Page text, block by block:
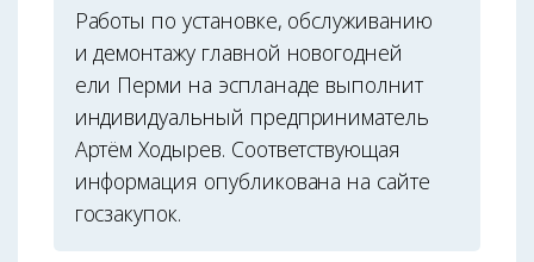
Работы по установке, обслуживанию
и демонтажу главной новогодней
ели Перми на эспланаде выполнит
индивидуальный предприниматель
Артём Ходырев. Соответствующая
информация опубликована на сайте
госзакупок.